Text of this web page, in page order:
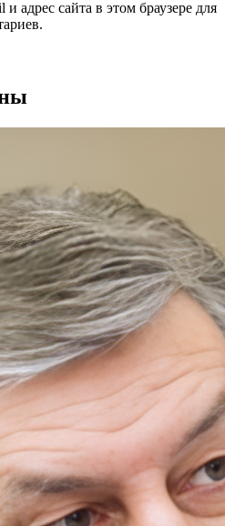
адрес сайта в этом браузере для